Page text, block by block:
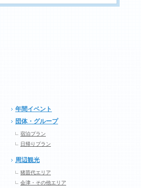
年間イベント
団体・グループ
宿泊プラン
日帰りプラン
周辺観光
猪苗代エリア
会津・その他エリア